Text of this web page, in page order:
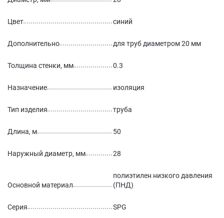
Цвет синий
Дополнительно для труб диаметром 20 мм
Толщина стенки, мм 0.3
Назначение изоляция
Тип изделия труба
Длина, м 50
Наружный диаметр, мм 28
Основной материал
полиэтилен низкого давления
(ПНД)
Серия SPG